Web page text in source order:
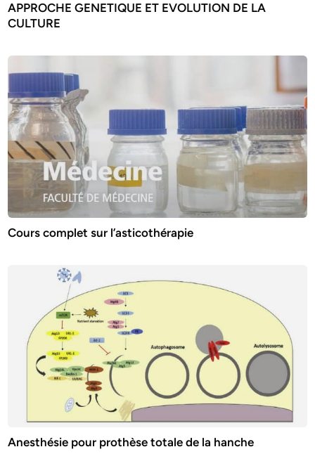
APPROCHE GENETIQUE ET EVOLUTION DE LA
CULTURE
Cours complet sur l’asticothérapie
Anesthésie pour prothèse totale de la hanche